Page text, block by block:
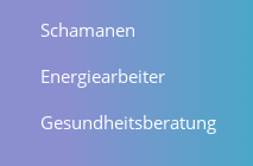
Schamanen
Energiearbeiter
Gesundheitsberatung